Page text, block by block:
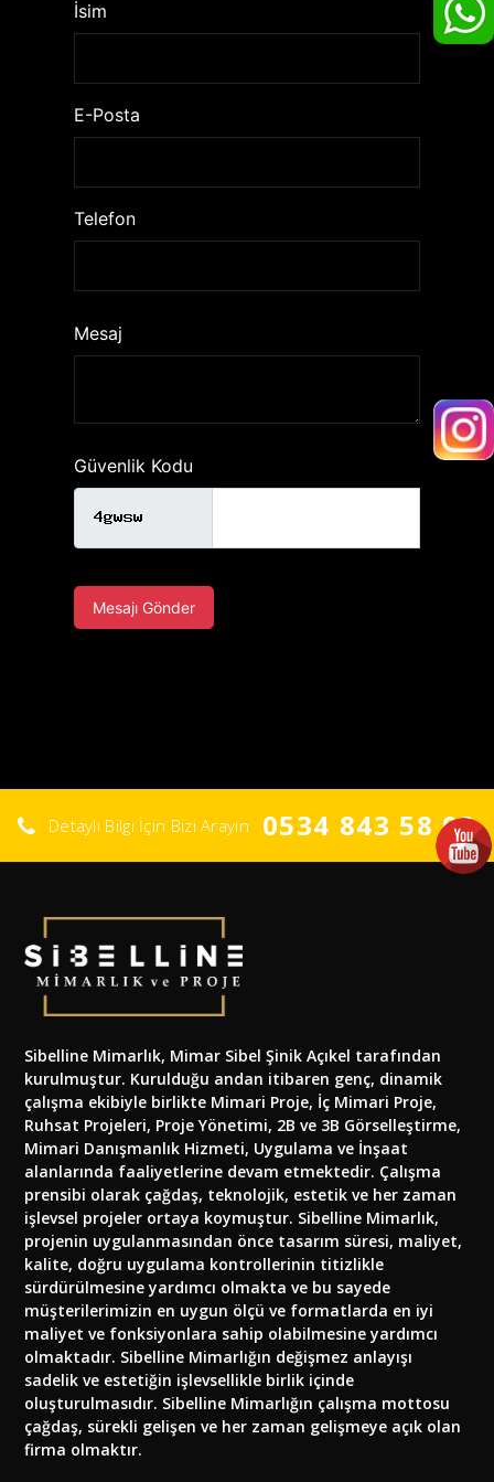
İsim
E-Posta
Telefon
Mesaj
Güvenlik Kodu
Mesajı Gönder
Detaylı Bilgi İçin Bizi Arayın 0534 843 58 02
Sibelline Mimarlık, Mimar Sibel Şinik Açıkel tarafından
kurulmuştur. Kurulduğu andan itibaren genç, dinamik
çalışma ekibiyle birlikte Mimari Proje, İç Mimari Proje,
Ruhsat Projeleri, Proje Yönetimi, 2B ve 3B Görselleştirme,
Mimari Danışmanlık Hizmeti, Uygulama ve İnşaat
alanlarında faaliyetlerine devam etmektedir. Çalışma
prensibi olarak çağdaş, teknolojik, estetik ve her zaman
işlevsel projeler ortaya koymuştur. Sibelline Mimarlık,
projenin uygulanmasından önce tasarım süresi, maliyet,
kalite, doğru uygulama kontrollerinin titizlikle
sürdürülmesine yardımcı olmakta ve bu sayede
müşterilerimizin en uygun ölçü ve formatlarda en iyi
maliyet ve fonksiyonlara sahip olabilmesine yardımcı
olmaktadır. Sibelline Mimarlığın değişmez anlayışı
sadelik ve estetiğin işlevsellikle birlik içinde
oluşturulmasıdır. Sibelline Mimarlığın çalışma mottosu
çağdaş, sürekli gelişen ve her zaman gelişmeye açık olan
firma olmaktır.